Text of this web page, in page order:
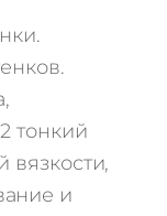
тонкий
вязкости,
и